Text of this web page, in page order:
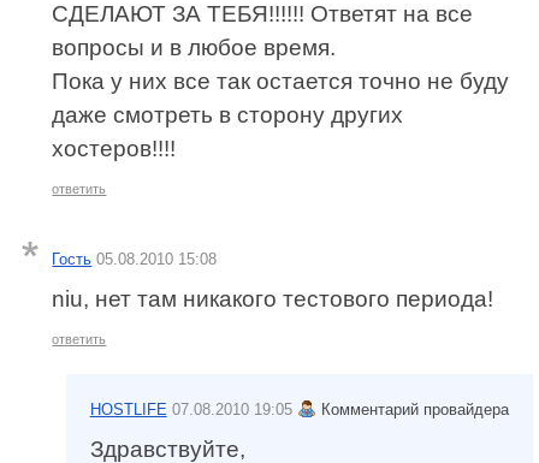
СДЕЛАЮТ ЗА ТЕБЯ!!!!!! Ответят на все
вопросы и в любое время.
Пока у них все так остается точно не буду
даже смотреть в сторону других
хостеров!!!!
ответить
Гость 05.08.2010 15:08
niu, нет там никакого тестового периода!
ответить
HOSTLIFE 07.08.2010 19:05 Комментарий провайдера
Здравствуйте,